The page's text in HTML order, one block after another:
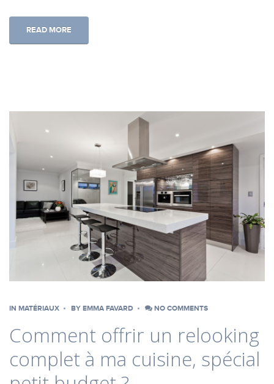
READ MORE
IN MATÉRIAUX BY EMMA FAVARD NO COMMENTS
Comment offrir un relooking
complet à ma cuisine, spécial